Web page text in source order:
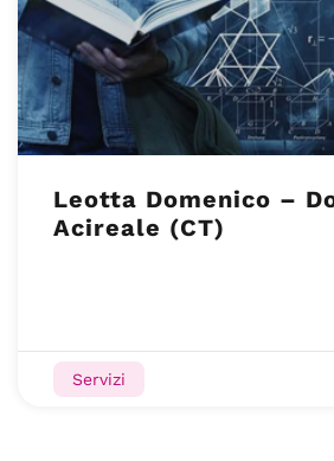
Leotta Domenico –
Acireale (CT)
Servizi